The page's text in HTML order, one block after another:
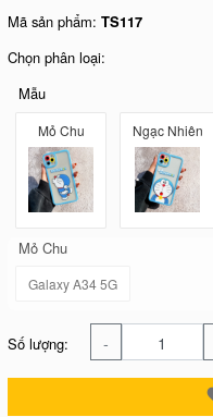
Mã sản phẩm:TS117
Chọn phân loại:
Mẫu
Mỏ Chu Ngạc Nhiên
Mỏ Chu
Galaxy A34 5G
Số lượng: -